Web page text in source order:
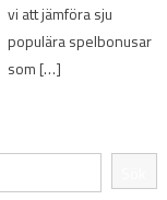
vi att jämföra sju
populära spelbonusar
som […]